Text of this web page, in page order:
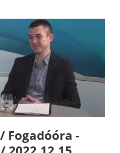
Fogadóóra -